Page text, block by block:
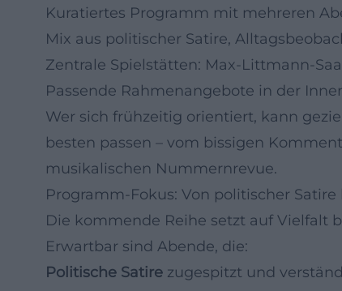
Kuratiertes Programm mit mehreren
Mix aus politischer Satire,
Zentrale Spielstätten: Max-Littmann-
Passende Rahmenangebote in der
Wer sich frühzeitig orientiert, kann
besten passen – vom bissigen
musikalischen Nummernrevue.
Programm-Fokus: Von politischer
Die kommende Reihe setzt auf Vielfalt
Erwartbar sind Abende, die:
Politische Satire zugespitzt und